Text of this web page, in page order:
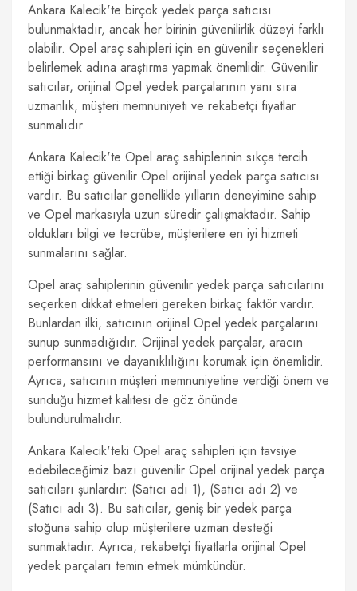
Ankara Kalecik'te birçok yedek parça satıcısı
bulunmaktadır, ancak her birinin güvenilirlik düzeyi farklı
olabilir. Opel araç sahipleri için en güvenilir seçenekleri
belirlemek adına araştırma yapmak önemlidir. Güvenilir
satıcılar, orijinal Opel yedek parçalarının yanı sıra
uzmanlık, müşteri memnuniyeti ve rekabetçi fiyatlar
sunmalıdır.
Ankara Kalecik'te Opel araç sahiplerinin sıkça tercih
ettiği birkaç güvenilir Opel orijinal yedek parça satıcısı
vardır. Bu satıcılar genellikle yılların deneyimine sahip
ve Opel markasıyla uzun süredir çalışmaktadır. Sahip
oldukları bilgi ve tecrübe, müşterilere en iyi hizmeti
sunmalarını sağlar.
Opel araç sahiplerinin güvenilir yedek parça satıcılarını
seçerken dikkat etmeleri gereken birkaç faktör vardır.
Bunlardan ilki, satıcının orijinal Opel yedek parçalarını
sunup sunmadığıdır. Orijinal yedek parçalar, aracın
performansını ve dayanıklılığını korumak için önemlidir.
Ayrıca, satıcının müşteri memnuniyetine verdiği önem ve
sunduğu hizmet kalitesi de göz önünde
bulundurulmalıdır.
Ankara Kalecik'teki Opel araç sahipleri için tavsiye
edebileceğimiz bazı güvenilir Opel orijinal yedek parça
satıcıları şunlardır: (Satıcı adı 1), (Satıcı adı 2) ve
(Satıcı adı 3). Bu satıcılar, geniş bir yedek parça
stoğuna sahip olup müşterilere uzman desteği
sunmaktadır. Ayrıca, rekabetçi fiyatlarla orijinal Opel
yedek parçaları temin etmek mümkündür.